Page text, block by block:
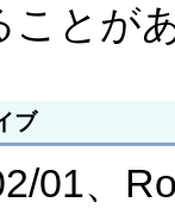
ことが
ブ
01、